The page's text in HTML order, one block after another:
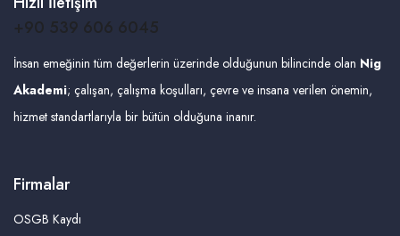
+90 539 606 6045
İnsan emeğinin tüm değerlerin üzerinde olduğunun bilincinde olan Nig
Akademi; çalışan, çalışma koşulları, çevre ve insana verilen önemin,
hizmet standartlarıyla bir bütün olduğuna inanır.
Firmalar
OSGB Kaydı